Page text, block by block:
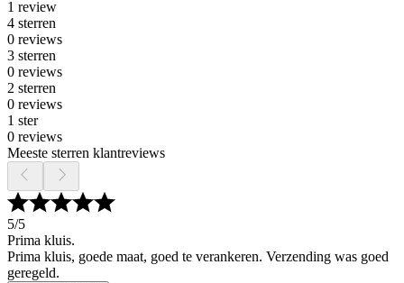
1 review
4 sterren
0 reviews
3 sterren
0 reviews
2 sterren
0 reviews
1 ster
0 reviews
Meeste sterren klantreviews
5/5
Prima kluis.
Prima kluis, goede maat, goed te verankeren. Verzending was goed
geregeld.